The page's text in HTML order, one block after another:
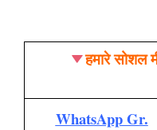
हमारे सोशल
WhatsApp Gr.